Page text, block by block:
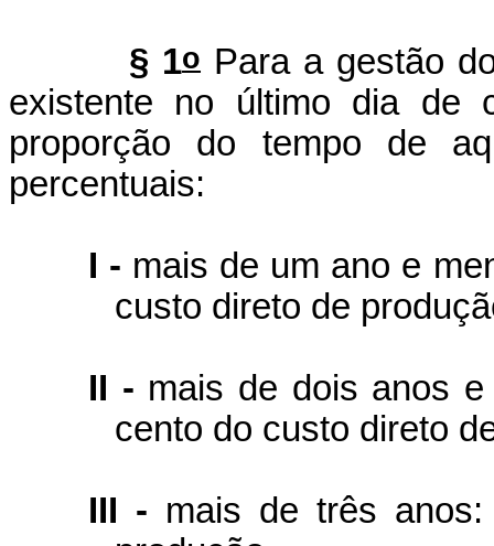
§ 1o Para a gestão
existente no último dia de
proporção do tempo de
percentuais:
I - mais de um ano e
custo direto de
II - mais de dois anos
cento do custo direto
III - mais de três